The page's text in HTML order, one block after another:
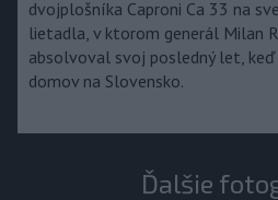
dvojplošníka Caproni Ca 33 na
lietadla, v ktorom generál Milan
absolvoval svoj posledný let,
domov na Slovensko.
Ďalšie